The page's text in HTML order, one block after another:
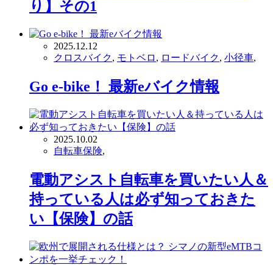
り】その1
2025.12.12
クロスバイク, モトベロ , ロードバイク, 小径車,
Go e-bike！ 最新eバイク情報
2025.10.02
自転車保険,
電動アシスト自転車を買いたい人＆
持っている人は必ず知っておきた
い【保険】の話